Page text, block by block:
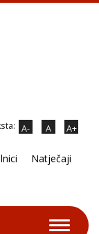
A- A A+
Natječaji